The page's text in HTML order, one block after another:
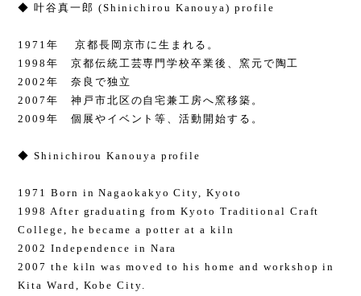
◆ 叶谷真一郎 (Shinichirou Kanouya) profile
1971年 京都長岡京市に生まれる。
1998年 京都伝統工芸専門学校卒業後、窯元で陶工
2002年 奈良で独立
2007年 神戸市北区の自宅兼工房へ窯移築。
2009年 個展やイベント等、活動開始する。
◆ Shinichirou Kanouya profile
1971 Born in Nagaokakyo City, Kyoto
1998 After graduating from Kyoto Traditional Craft
College, he became a potter at a kiln
2002 Independence in Nara
2007 the kiln was moved to his home and workshop in
Kita Ward, Kobe City.